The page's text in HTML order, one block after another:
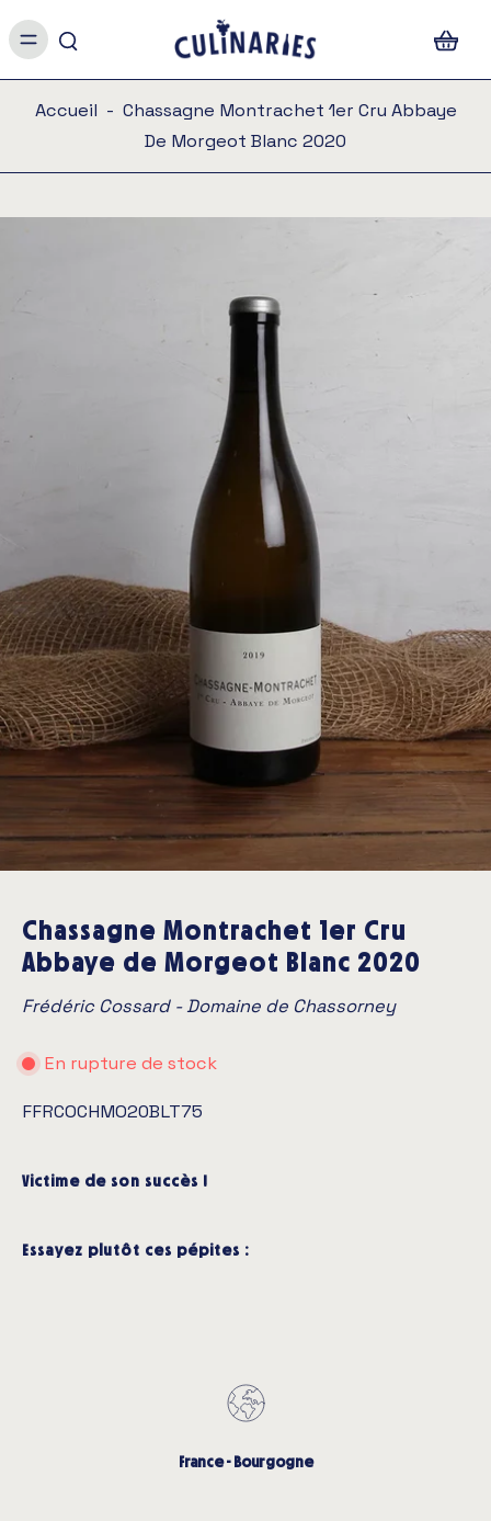
Accueil - Chassagne Montrachet 1er Cru Abbaye
De Morgeot Blanc 2020
Chassagne Montrachet 1er Cru
Abbaye de Morgeot Blanc 2020
Frédéric Cossard - Domaine de Chassorney
En rupture de stock
FFRCOCHMO20BLT75
Victime de son succès !
Essayez plutôt ces pépites :
France - Bourgogne